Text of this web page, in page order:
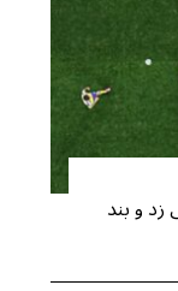
و بند